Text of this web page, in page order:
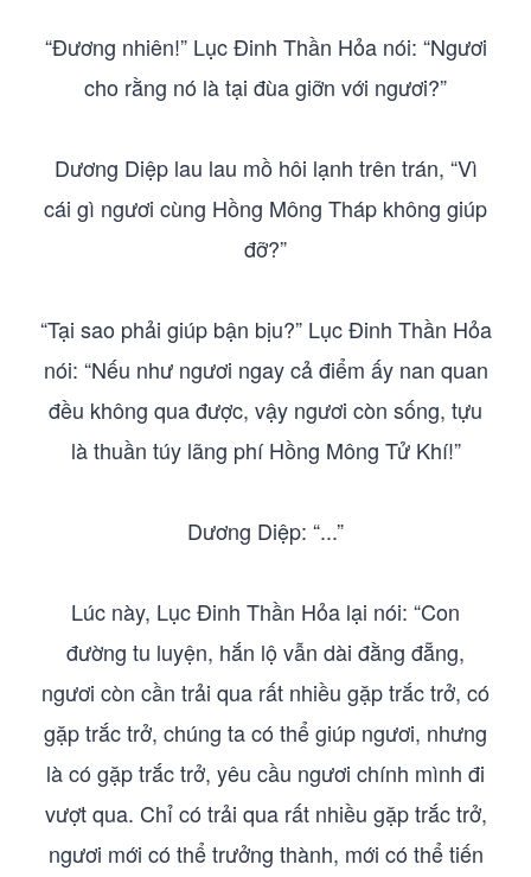
“Đương nhiên!” Lục Đinh Thần Hỏa nói: “Ngươi
cho rằng nó là tại đùa giỡn với ngươi?”
Dương Diệp lau lau mồ hôi lạnh trên trán, “Vì
cái gì ngươi cùng Hồng Mông Tháp không giúp
đỡ?”
“Tại sao phải giúp bận bịu?” Lục Đinh Thần Hỏa
nói: “Nếu như ngươi ngay cả điểm ấy nan quan
đều không qua được, vậy ngươi còn sống, tựu
là thuần túy lãng phí Hồng Mông Tử Khí!”
Dương Diệp: “...”
Lúc này, Lục Đinh Thần Hỏa lại nói: “Con
đường tu luyện, hắn lộ vẫn dài đằng đẵng,
ngươi còn cần trải qua rất nhiều gặp trắc trở, có
gặp trắc trở, chúng ta có thể giúp ngươi, nhưng
là có gặp trắc trở, yêu cầu ngươi chính mình đi
vượt qua. Chỉ có trải qua rất nhiều gặp trắc trở,
ngươi mới có thể trưởng thành, mới có thể tiến